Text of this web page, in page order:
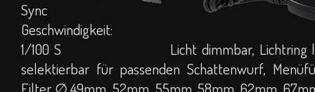
Sync
Geschwindigkeit:
1/100 S Licht dimmbar, Lichtring
selektierbar für passenden Schattenwurf,